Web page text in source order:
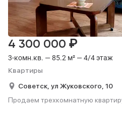
3-комн.кв. — 85.2 м² — 4/4 этаж
Квартиры
4 300 000 ₽
Советск, ул Жуковского, 10
Продаем трехкомнатную